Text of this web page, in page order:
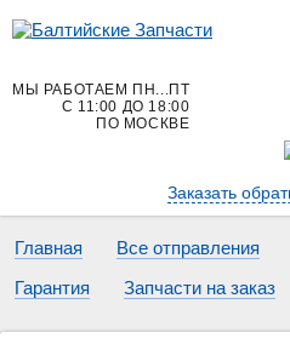
МЫ РАБОТАЕМ ПН...ПТ
С 11:00 ДО 18:00
ПО МОСКВЕ
Заказать
Главная Все отправления
Гарантия
Запчасти на заказ